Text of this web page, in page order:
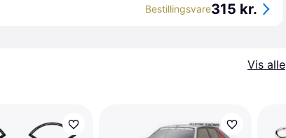
Bestillingsvare315 kr.
Vis alle